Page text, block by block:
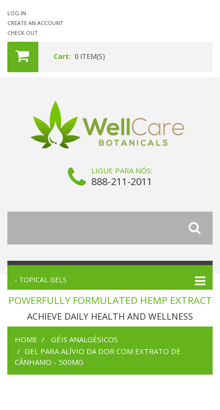
LOG IN
CREATE AN ACCOUNT
CHECK OUT
Cart: 0 ITEM(S)
LIGUE PARA NÓS:
888-211-2011
- TOPICAL GELS
POWERFULLY FORMULATED HEMP EXTRACT
ACHIEVE DAILY HEALTH AND WELLNESS
HOME
GÉIS ANALGÉSICOS
GEL PARA ALÍVIO DA DOR COM EXTRATO DE
CÂNHAMO - 500MG